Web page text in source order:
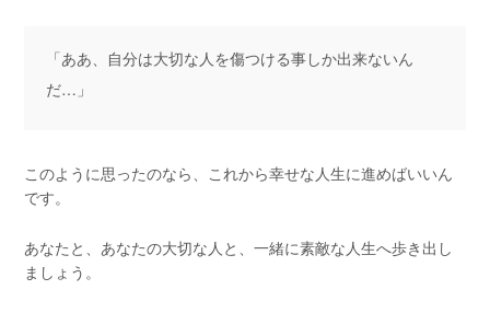
「ああ、自分は大切な人を傷つける事しか出来ないん
だ…」
このように思ったのなら、これから幸せな人生に進めばいいん
です。
あなたと、あなたの大切な人と、一緒に素敵な人生へ歩き出し
ましょう。